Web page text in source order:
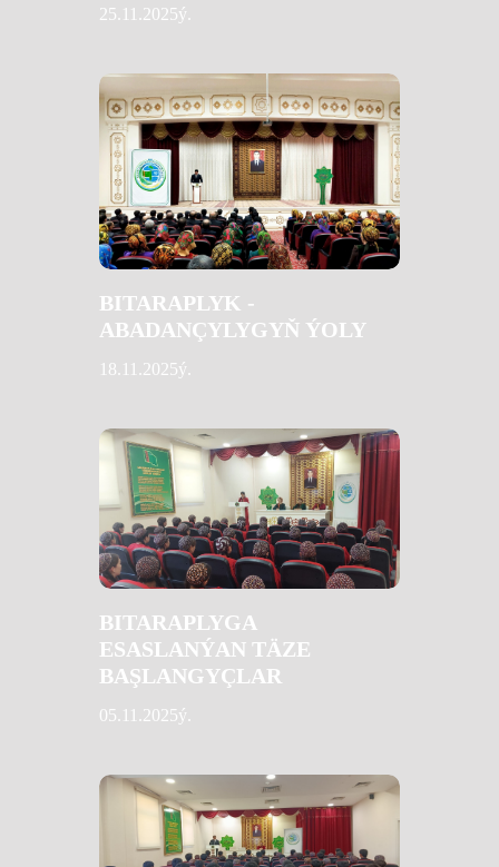
25.11.2025ý.
BITARAPLYK -
ABADANÇYLYGYŇ ÝOLY
18.11.2025ý.
BITARAPLYGA
ESASLANÝAN TÄZE
BAŞLANGYÇLAR
05.11.2025ý.